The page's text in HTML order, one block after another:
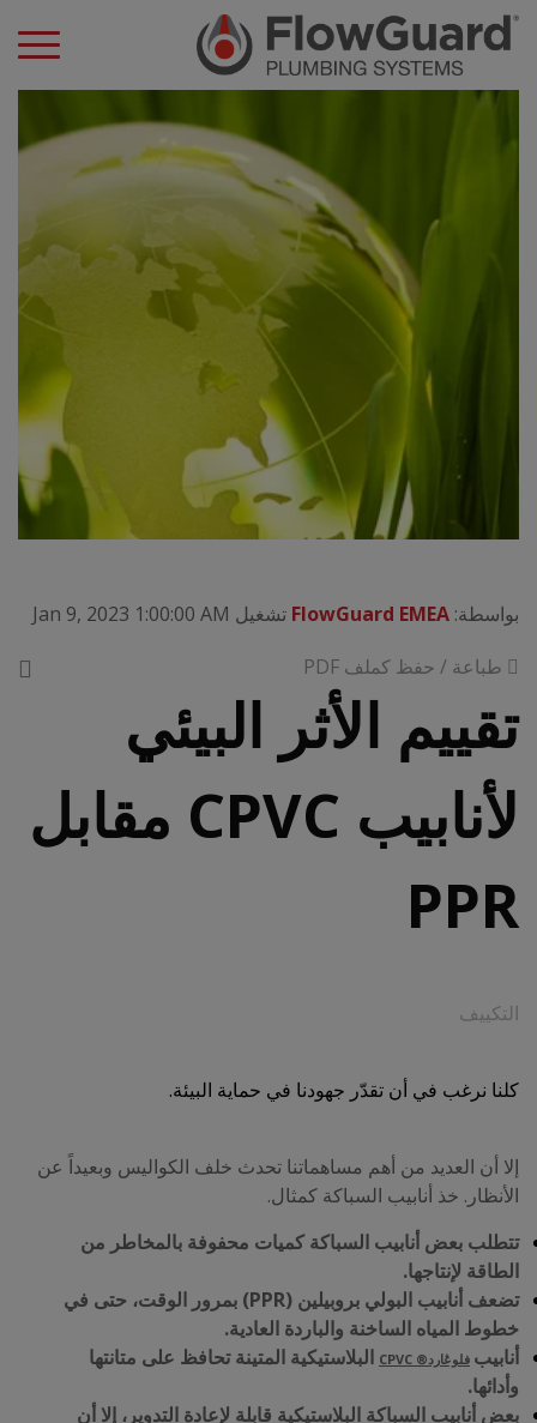
بواسطة: FlowGuard EMEA تشغيل Jan 9, 2023 1:00:00 AM
طباعة / حفظ كملف PDF
تقييم الأثر البيئي
لأنابيب CPVC مقابل
PPR
التكييف
كلنا نرغب في أن تقدّر جهودنا في حماية البيئة.
إلا أن العديد من أهم مساهماتنا تحدث خلف الكواليس وبعيداً عن
الأنظار. خذ أنابيب السباكة كمثال.
تتطلب بعض أنابيب السباكة كميات محفوفة بالمخاطر من
الطاقة لإنتاجها.
تضعف أنابيب البولي بروبيلين (PPR) بمرور الوقت، حتى في
خطوط المياه الساخنة والباردة العادية.
أنابيب فلوڠارد® CPVC
البلاستيكية المتينة تحافظ على متانتها
وأدائها.
بعض أنابيب السباكة البلاستيكية قابلة لإعادة التدوير، إلا أن